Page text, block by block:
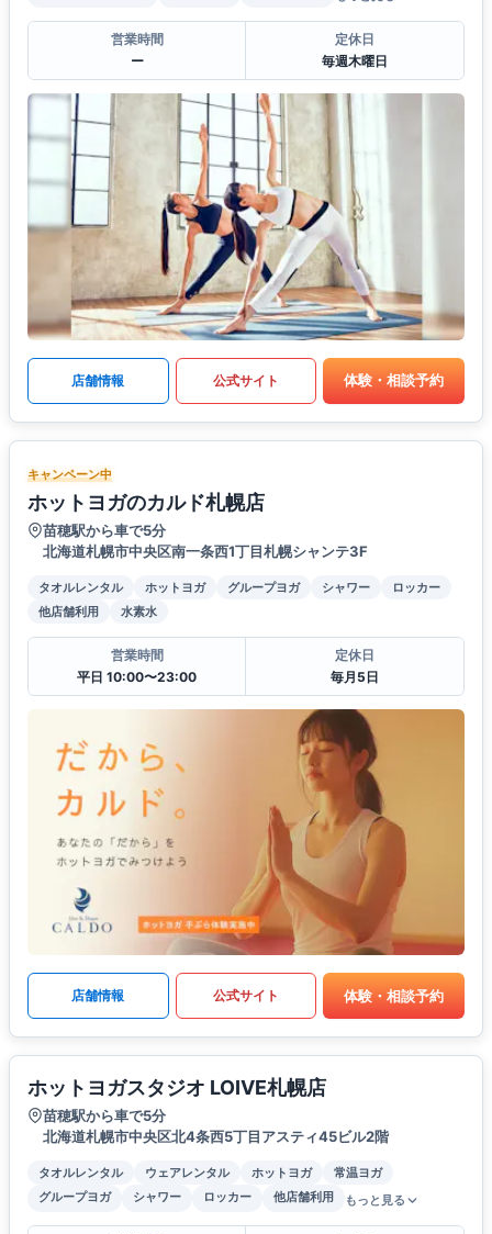
営業時間
ー
定休日
毎週木曜日
店舗情報 公式サイト 体験・相談予約
キャンペーン中
ホットヨガのカルド札幌店
苗穂駅から車で5分
北海道札幌市中央区南一条西1丁目札幌シャンテ3F
タオルレンタル ホットヨガ グループヨガ シャワー
ロッカー
他店舗利用
水素水
営業時間
平日 10:00〜23:00
定休日
毎月5日
店舗情報 公式サイト 体験・相談予約
ホットヨガスタジオ LOIVE札幌店
苗穂駅から車で5分
北海道札幌市中央区北4条西5丁目アスティ45ビル2階
タオルレンタル ウェアレンタル ホットヨガ
常温ヨガ
グループヨガ
シャワー ロッカー 他店舗利用 もっと見る